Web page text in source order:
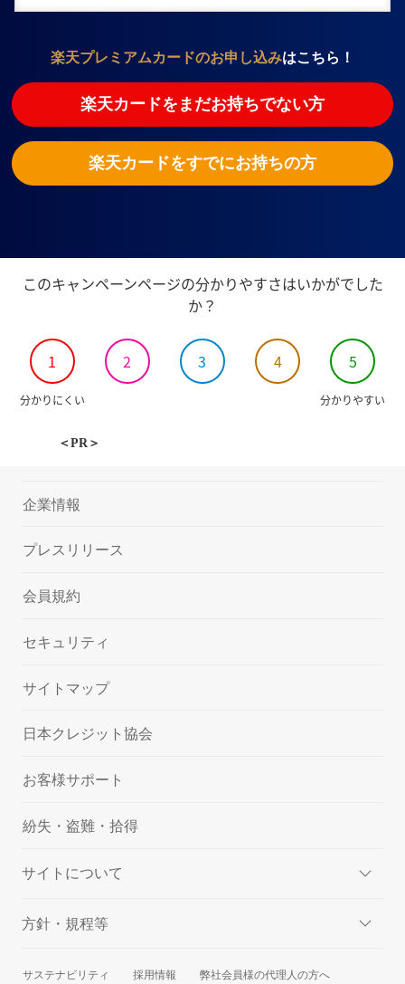
楽天プレミアムカードのお申し込みはこちら！
楽天カードをまだお持ちでない方
楽天カードをすでにお持ちの方
このキャンペーンページの分かりやすさはいかがでした
か？
1 2 3 4 5
分かりにくい 分かりやすい
＜PR＞
企業情報
プレスリリース
会員規約
セキュリティ
サイトマップ
日本クレジット協会
お客様サポート
紛失・盗難・拾得
サイトについて
方針・規程等
サステナビリティ 採用情報 弊社会員様の代理人の方へ